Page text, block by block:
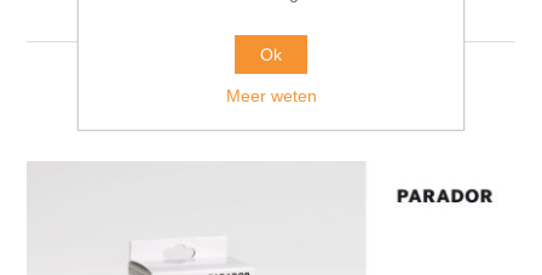
Ok
Meer weten